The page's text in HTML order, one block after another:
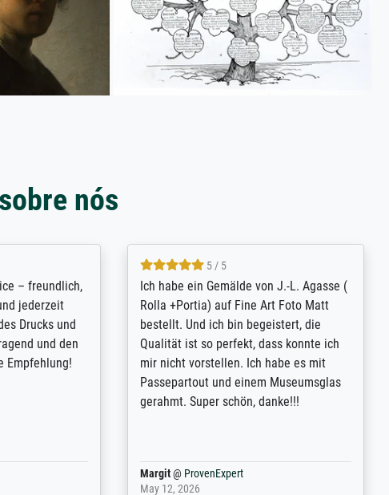
nós
customer
printing is
distinguish
be my go-to
now on -
4.8 / 5
Qualité absolument irréprochable.
Extraordinaire diversité des thèmes
abordés et personnalisation des
demandes (recadrage, réajustement des
couleurs). Relation clientèle parfaite.
Transport, réception sans aucun
problème. Merci à toute l'équipe ! Hervé
Anonym@ProvenExpert
March 31, 2025